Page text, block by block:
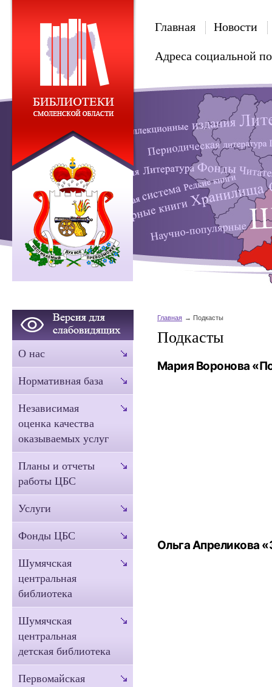
Главная Новости
Адреса социальной
Главная Подкасты
Подкасты
Мария Воронова
Ольга Апреликова
О нас
Нормативная база
Независимая
оценка качества
оказываемых услуг
Планы и отчеты
работы ЦБС
Услуги
Фонды ЦБС
Шумячская
центральная
библиотека
Шумячская
центральная
детская библиотека
Первомайская